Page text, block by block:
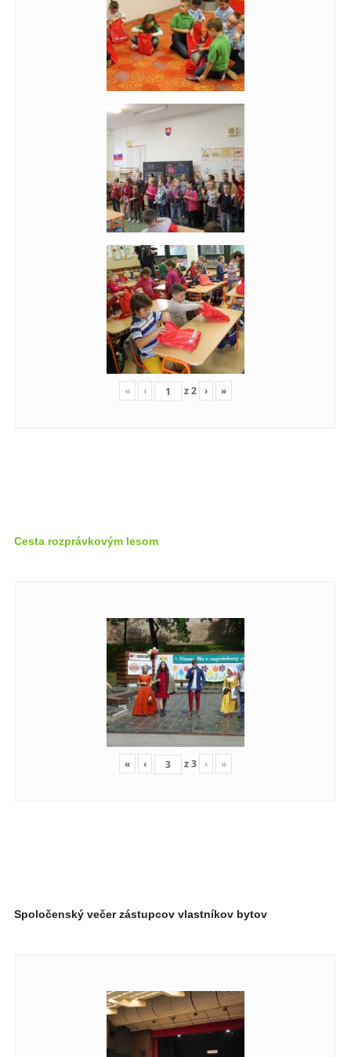
« ‹ z2 › »
Cesta rozprávkovým lesom
« ‹ z3 › »
Spoločenský večer zástupcov vlastníkov bytov